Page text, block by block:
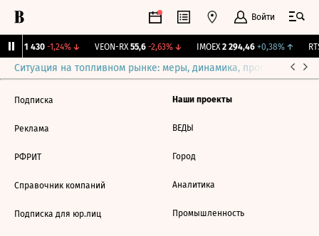
Войти
1 430 -1,24%↓ VEON-RX 55,6 -2,63%↓ IMOEX 2 294,46 +0,38%↑
Ситуация на топливном рынке: меры, динамика, прогнозы
Подписка
Реклама
РФРИТ
Справочник компаний
Подписка для юр.лиц
Наши проекты
ВЕДЫ
Город
Аналитика
Промышленность